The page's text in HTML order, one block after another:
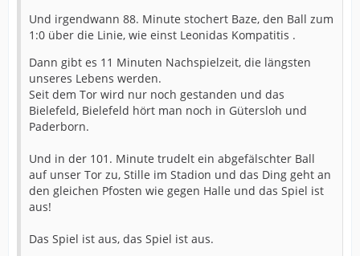
Und irgendwann 88. Minute stochert Baze, den Ball zum
1:0 über die Linie, wie einst Leonidas Kompatitis .
Dann gibt es 11 Minuten Nachspielzeit, die längsten
unseres Lebens werden.
Seit dem Tor wird nur noch gestanden und das
Bielefeld, Bielefeld hört man noch in Gütersloh und
Paderborn.
Und in der 101. Minute trudelt ein abgefälschter Ball
auf unser Tor zu, Stille im Stadion und das Ding geht an
den gleichen Pfosten wie gegen Halle und das Spiel ist
aus!
Das Spiel ist aus, das Spiel ist aus.